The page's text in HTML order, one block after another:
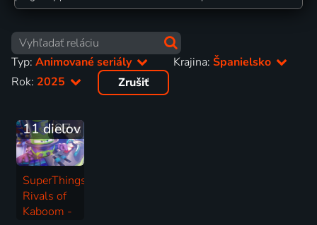
Typ: Animované seriály Krajina:Španielsko
Rok: 2025 Zrušiť
87%
11 dielov
SuperThings:
Rivals of
Kaboom -